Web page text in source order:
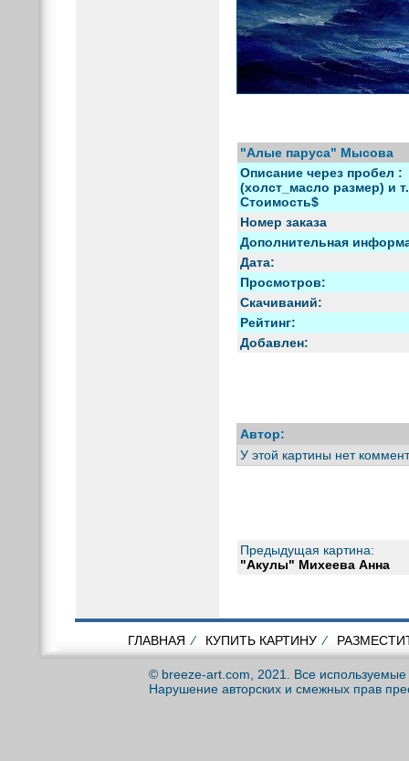
"Алые паруса" Мысова
Описание через пробел :
(холст_масло размер) и
Стоимость$
Номер заказа
Дополнительная
Дата:
Просмотров:
Скачиваний:
Рейтинг:
Добавлен:
Автор:
У этой картины нет
Предыдущая картина:
"Акулы" Михеева Анна
ГЛАВНАЯ ⁄ КУПИТЬ КАРТИНУ ⁄
© breeze-art.com, 2021. Все
Нарушение авторских и смежных прав